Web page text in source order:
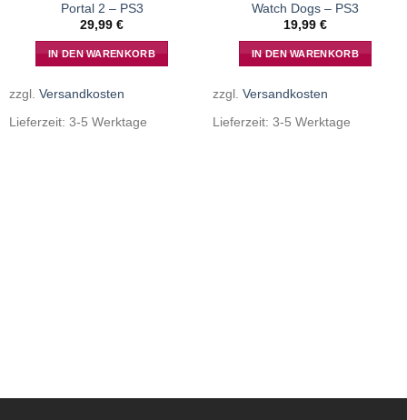
Portal 2 – PS3
29,99 €
IN DEN WARENKORB
zzgl. Versandkosten
Lieferzeit: 3-5 Werktage
Watch Dogs – PS3
19,99 €
IN DEN WARENKORB
zzgl. Versandkosten
Lieferzeit: 3-5 Werktage